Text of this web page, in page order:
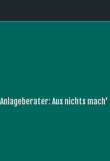
Aus nichts mach'